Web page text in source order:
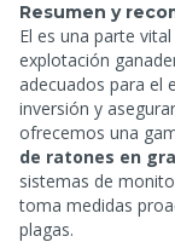
Resumen y
El es una parte
explotación
adecuados para el
inversión y
ofrecemos una
de ratones en
sistemas de
toma medidas
plagas.